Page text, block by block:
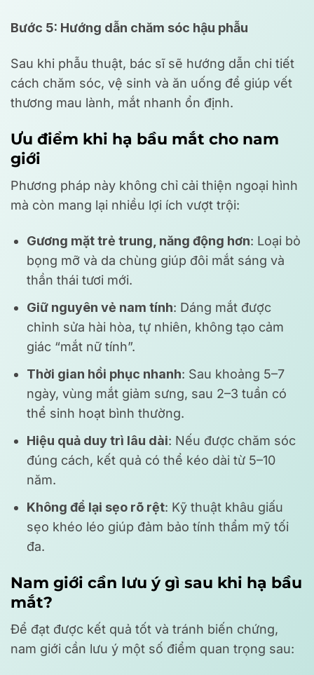
Bước 5: Hướng dẫn chăm sóc hậu phẫu
Sau khi phẫu thuật, bác sĩ sẽ hướng dẫn chi tiết
cách chăm sóc, vệ sinh và ăn uống để giúp vết
thương mau lành, mắt nhanh ổn định.
Ưu điểm khi hạ bầu mắt cho nam
giới
Phương pháp này không chỉ cải thiện ngoại hình
mà còn mang lại nhiều lợi ích vượt trội:
Gương mặt trẻ trung, năng động hơn: Loại bỏ
bọng mỡ và da chùng giúp đôi mắt sáng và
thần thái tươi mới.
Giữ nguyên vẻ nam tính: Dáng mắt được
chỉnh sửa hài hòa, tự nhiên, không tạo cảm
giác “mắt nữ tính”.
Thời gian hồi phục nhanh: Sau khoảng 5–7
ngày, vùng mắt giảm sưng, sau 2–3 tuần có
thể sinh hoạt bình thường.
Hiệu quả duy trì lâu dài: Nếu được chăm sóc
đúng cách, kết quả có thể kéo dài từ 5–10
năm.
Không để lại sẹo rõ rệt: Kỹ thuật khâu giấu
sẹo khéo léo giúp đảm bảo tính thẩm mỹ tối
đa.
Nam giới cần lưu ý gì sau khi hạ bầu
mắt?
Để đạt được kết quả tốt và tránh biến chứng,
nam giới cần lưu ý một số điểm quan trọng sau: